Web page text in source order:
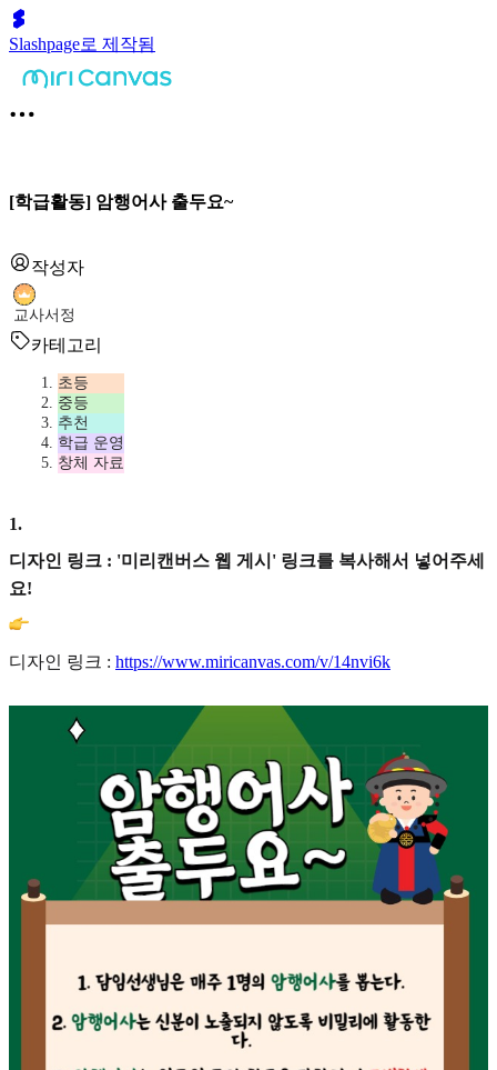
Slashpage로 제작됨
[학급활동] 암행어사 출두요~
작성자
교사서정
카테고리
초등
중등
추천
학급 운영
창체 자료
1.
디자인 링크 : '미리캔버스 웹 게시' 링크를 복사해서 넣어주세
요!
디자인 링크 : https://www.miricanvas.com/v/14nvi6k